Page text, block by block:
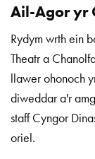
Ail-Agor yr
Rydym wrth ein
Theatr a
llawer ohonoch
diweddar a'r
staff Cyngor
oriel.